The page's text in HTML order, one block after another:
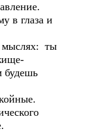
в глаза и
мыслях: ты
будешь